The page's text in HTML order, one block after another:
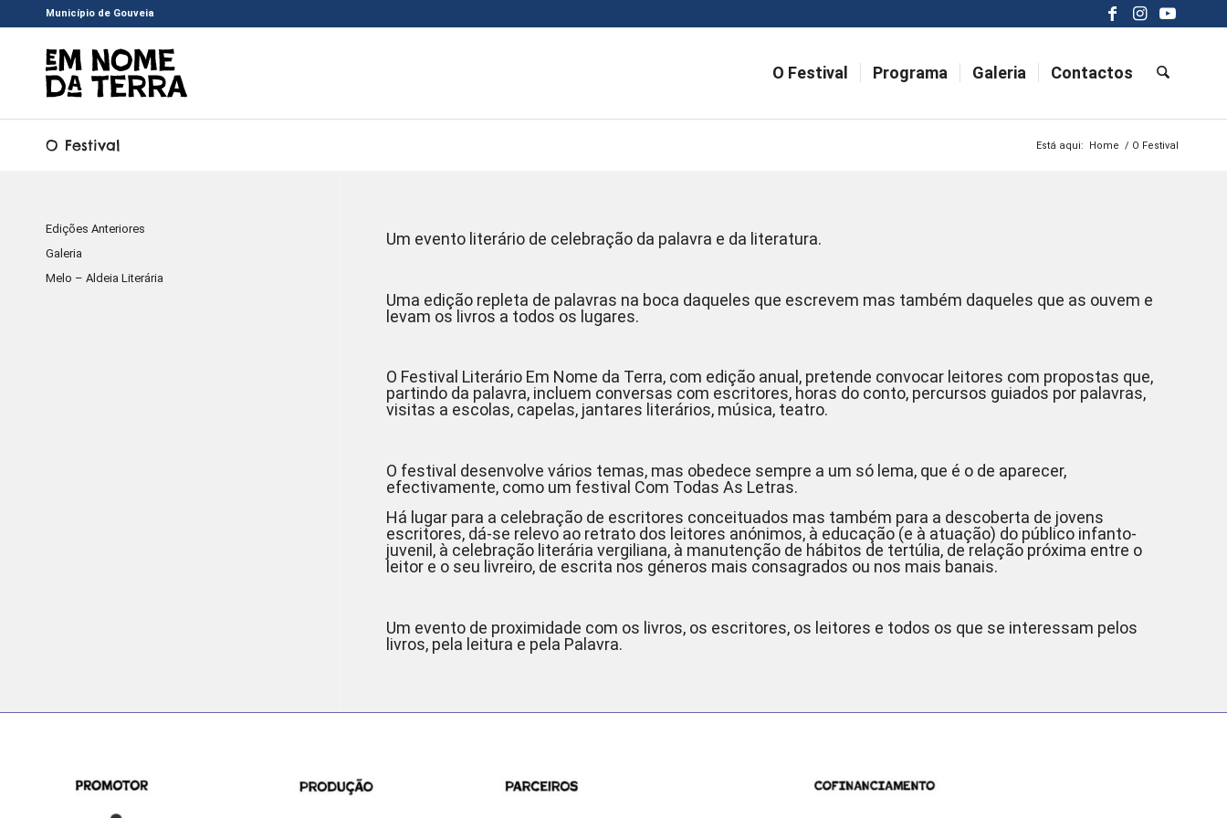
Município de Gouveia
O Festival Programa Galeria Contactos
O Festival Está aqui: Home / O Festival
Um evento literário de celebração da palavra e da literatura.
Uma edição repleta de palavras na boca daqueles que escrevem mas também daqueles que as ouvem e
levam os livros a todos os lugares.
O Festival Literário Em Nome da Terra, com edição anual, pretende convocar leitores com propostas que,
partindo da palavra, incluem conversas com escritores, horas do conto, percursos guiados por palavras,
visitas a escolas, capelas, jantares literários, música, teatro.
O festival desenvolve vários temas, mas obedece sempre a um só lema, que é o de aparecer,
efectivamente, como um festival Com Todas As Letras.
Há lugar para a celebração de escritores conceituados mas também para a descoberta de jovens
escritores, dá-se relevo ao retrato dos leitores anónimos, à educação (e à atuação) do público infanto-
juvenil, à celebração literária vergiliana, à manutenção de hábitos de tertúlia, de relação próxima entre o
leitor e o seu livreiro, de escrita nos géneros mais consagrados ou nos mais banais.
Um evento de proximidade com os livros, os escritores, os leitores e todos os que se interessam pelos
livros, pela leitura e pela Palavra.
Edições Anteriores
Galeria
Melo – Aldeia Literária